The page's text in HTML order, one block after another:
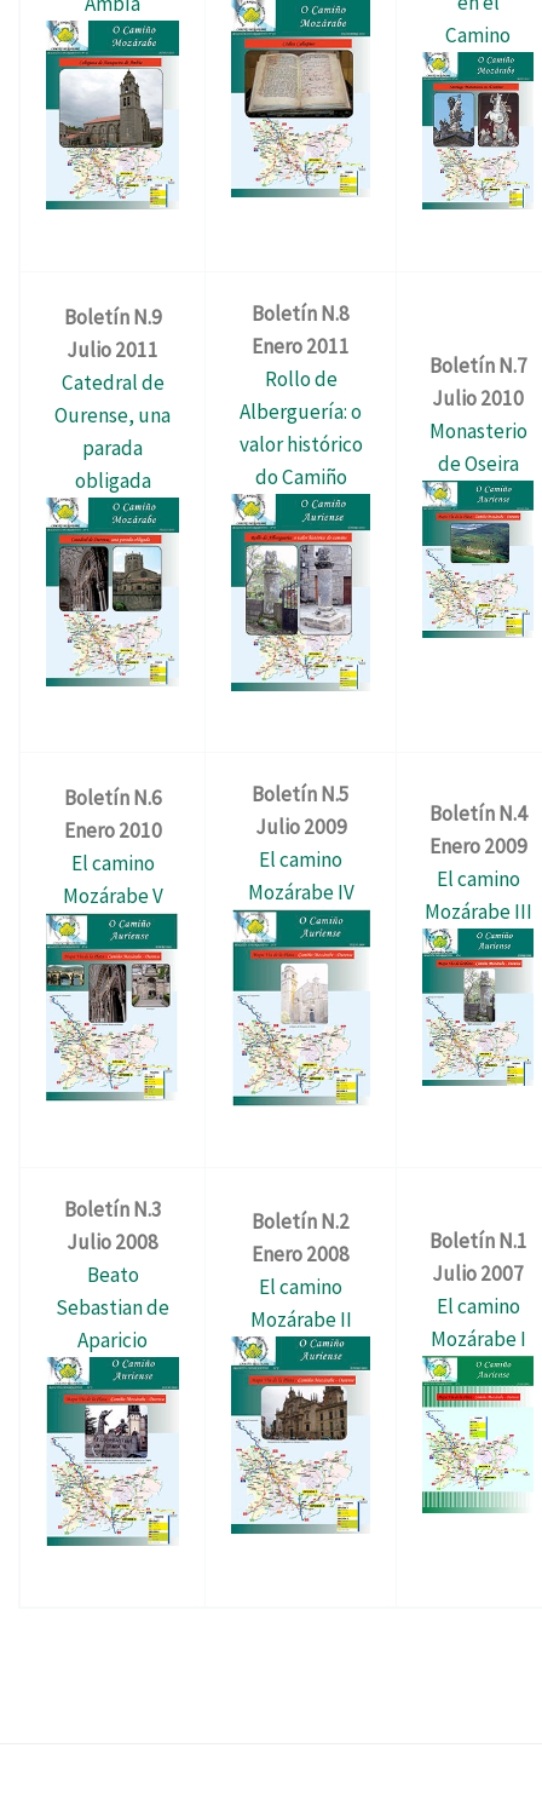
Camino
Boletín N.9
Julio 2011
Catedral de
Ourense, una
parada
obligada
Boletín N.8
Enero 2011
Rollo de
Alberguería: o
valor histórico
do Camiño
Boletín N.7
Julio 2010
Monasterio
de Oseira
Boletín N.6
Enero 2010
El camino
Mozárabe V
Boletín N.5
Julio 2009
El camino
Mozárabe IV
Boletín N.4
Enero 2009
El camino
Mozárabe III
Boletín N.3
Julio 2008
Beato
Sebastian de
Aparicio
Boletín N.2
Enero 2008
El camino
Mozárabe II
Boletín N.1
Julio 2007
El camino
Mozárabe I